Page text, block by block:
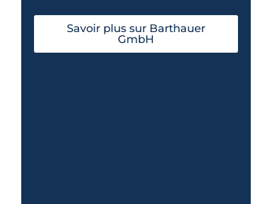
Savoir plus sur Barthauer
GmbH